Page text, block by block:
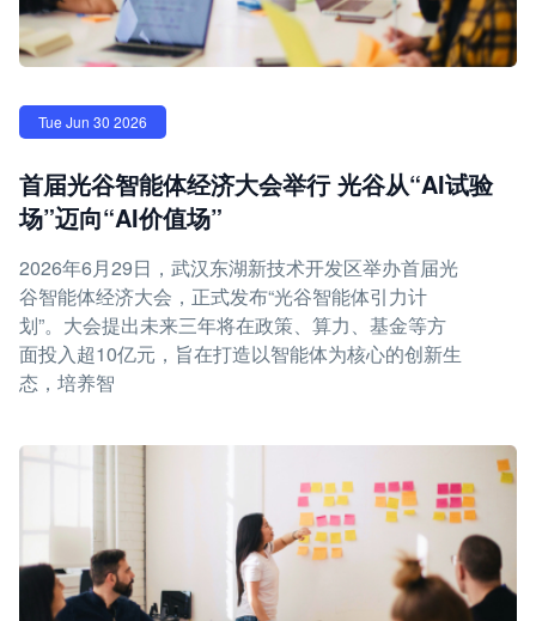
Tue Jun 30 2026
首届光谷智能体经济大会举行 光谷从“AI试验
场”迈向“AI价值场”
2026年6月29日，武汉东湖新技术开发区举办首届光
谷智能体经济大会，正式发布“光谷智能体引力计
划”。大会提出未来三年将在政策、算力、基金等方
面投入超10亿元，旨在打造以智能体为核心的创新生
态，培养智